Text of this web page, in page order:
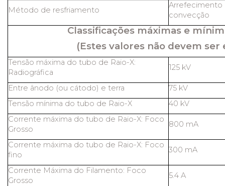
Método de resfriamento
Arrefecimento
convecção
Classificações máximas e
(Estes valores não devem ser
Tensão máxima do tubo de Raio-X:
Radiográfica
125 kV
Entre ânodo (ou cátodo) e terra
75 kV
Tensão mínima do tubo de Raio-X
40 kV
Corrente máxima do tubo de Raio-X: Foco
Grosso
800 mA
Corrente máxima do tubo de Raio-X: Foco
fino
300 mA
Corrente Máxima do Filamento: Foco
Grosso
5.4 A